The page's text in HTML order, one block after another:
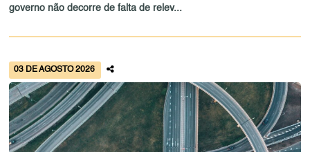
governo não decorre de falta de relev...
03 DE AGOSTO 2026